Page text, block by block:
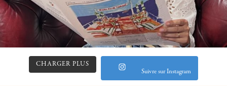
CHARGER PLUS
Suivre sur Instagram